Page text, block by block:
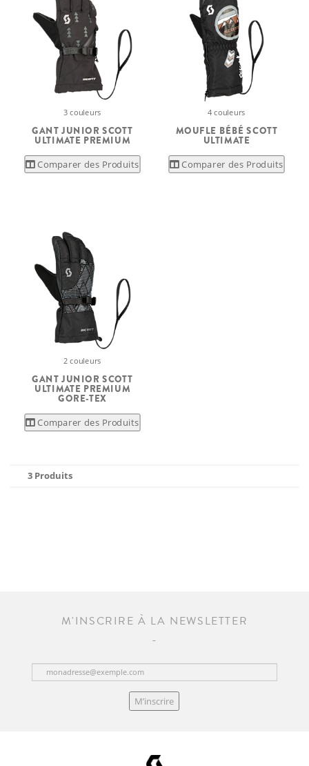
3 couleurs
GANT JUNIOR SCOTT
ULTIMATE PREMIUM
Comparer des Produits
4 couleurs
MOUFLE BÉBÉ SCOTT
ULTIMATE
Comparer des Produits
2 couleurs
GANT JUNIOR SCOTT
ULTIMATE PREMIUM
GORE-TEX
Comparer des Produits
3 Produits
M'INSCRIRE À LA NEWSLETTER
M’inscrire